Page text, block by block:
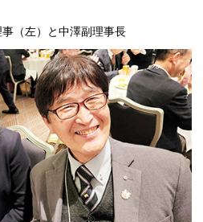
（左）と中澤副理事長